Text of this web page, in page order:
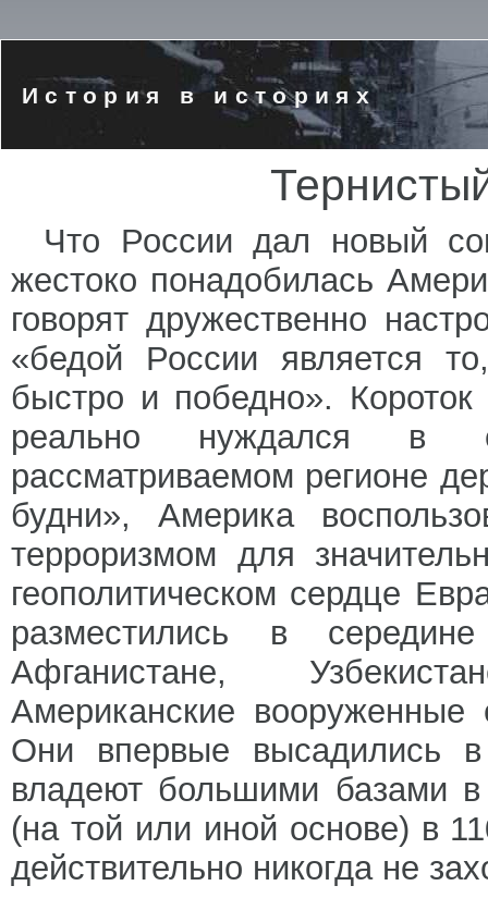
История в историях
Что России дал новый
жестоко понадобилась
говорят дружественно
«бедой России является
быстро и победно». Короток
реально нуждался в
рассматриваемом регионе
будни», Америка
терроризмом для
геополитическом сердце
разместились в
Афганистане,
Американские
Они впервые высадились
владеют большими базами
(на той или иной основе) в
действительно никогда не